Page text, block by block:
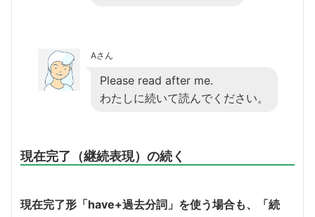
Aさん
Please read after me.
わたしに続いて読んでください。
現在完了（継続表現）の続く
現在完了形「have+過去分詞」を使う場合も、「続